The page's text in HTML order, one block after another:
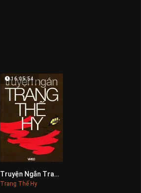
0
16:05:54
Truyện Ngắn Trang Thế Hy
Trang Thế Hy